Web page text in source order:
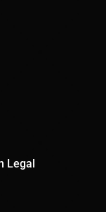
Legal